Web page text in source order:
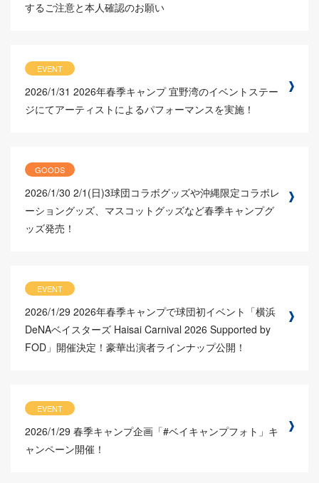
するご注意と本人確認のお願い
EVENT
2026/1/31 2026年春季キャンプ 宜野湾のイベントステー
ジにてアーティストによるパフォーマンスを実施！
GOODS
2026/1/30 2/1(日)3球団コラボグッズや沖縄限定コラボレ
ーショングッズ、マスコットグッズなど春季キャンプグ
ッズ発売！
EVENT
2026/1/29 2026年春季キャンプで球団初イベント「横浜
DeNAベイスターズ Haisai Carnival 2026 Supported by
FOD」開催決定！豪華出演者ラインナップ公開！
EVENT
2026/1/29 春季キャンプ企画「#ベイキャンプフォト」キ
ャンペーン開催！